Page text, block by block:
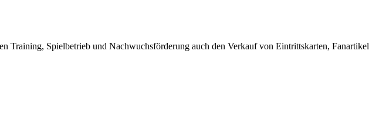
Training, Spielbetrieb und Nachwuchsförderung auch den Verkauf von Eintrittskarten,